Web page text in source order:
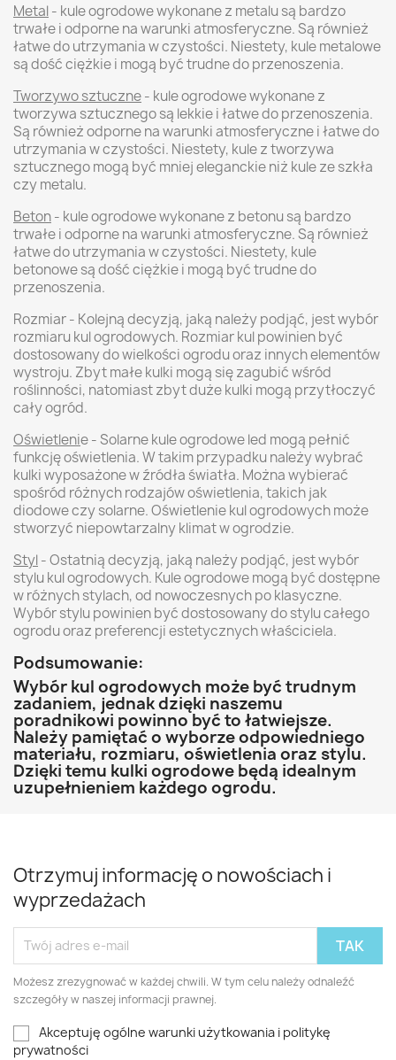
Metal- kule ogrodowe wykonane z metalu są bardzo
trwałe i odporne na warunki atmosferyczne. Są również
łatwe do utrzymania w czystości. Niestety, kule metalowe
są dość ciężkie i mogą być trudne do przenoszenia.
Tworzywo sztuczne- kule ogrodowe wykonane z
tworzywa sztucznego są lekkie i łatwe do przenoszenia.
Są również odporne na warunki atmosferyczne i łatwe do
utrzymania w czystości. Niestety, kule z tworzywa
sztucznego mogą być mniej eleganckie niż kule ze szkła
czy metalu.
Beton- kule ogrodowe wykonane z betonu są bardzo
trwałe i odporne na warunki atmosferyczne. Są również
łatwe do utrzymania w czystości. Niestety, kule
betonowe są dość ciężkie i mogą być trudne do
przenoszenia.
Rozmiar - Kolejną decyzją, jaką należy podjąć, jest wybór
rozmiaru kul ogrodowych. Rozmiar kul powinien być
dostosowany do wielkości ogrodu oraz innych elementów
wystroju. Zbyt małe kulki mogą się zagubić wśród
roślinności, natomiast zbyt duże kulki mogą przytłoczyć
cały ogród.
Oświetlenie - Solarne kule ogrodowe led mogą pełnić
funkcję oświetlenia. W takim przypadku należy wybrać
kulki wyposażone w źródła światła. Można wybierać
spośród różnych rodzajów oświetlenia, takich jak
diodowe czy solarne. Oświetlenie kul ogrodowych może
stworzyć niepowtarzalny klimat w ogrodzie.
Styl- Ostatnią decyzją, jaką należy podjąć, jest wybór
stylu kul ogrodowych. Kule ogrodowe mogą być dostępne
w różnych stylach, od nowoczesnych po klasyczne.
Wybór stylu powinien być dostosowany do stylu całego
ogrodu oraz preferencji estetycznych właściciela.
Podsumowanie:
Wybór kul ogrodowych może być trudnym
zadaniem, jednak dzięki naszemu
poradnikowi powinno być to łatwiejsze.
Należy pamiętać o wyborze odpowiedniego
materiału, rozmiaru, oświetlenia oraz stylu.
Dzięki temu kulki ogrodowe będą idealnym
uzupełnieniem każdego ogrodu.
Otrzymuj informację o nowościach i
wyprzedażach
Możesz zrezygnować w każdej chwili. W tym celu należy odnaleźć
szczegóły w naszej informacji prawnej.
Akceptuję ogólne warunki użytkowania i politykę
prywatności